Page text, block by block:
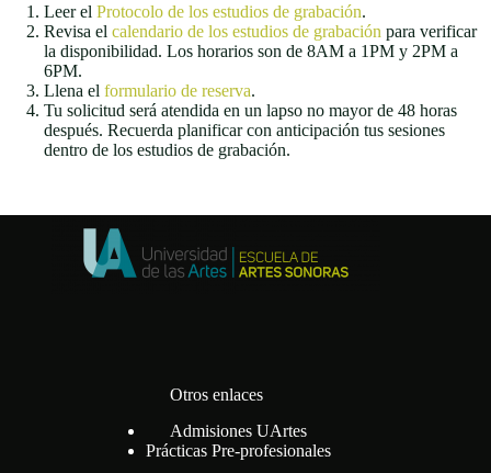
Leer el Protocolo de los estudios de grabación.
Revisa el calendario de los estudios de grabación para verificar
la disponibilidad. Los horarios son de 8AM a 1PM y 2PM a
6PM.
Llena el formulario de reserva.
Tu solicitud será atendida en un lapso no mayor de 48 horas
después. Recuerda planificar con anticipación tus sesiones
dentro de los estudios de grabación.
Otros enlaces
Admisiones UArtes
Prácticas Pre-profesionales